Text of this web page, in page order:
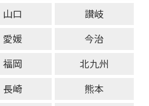
山口
讃岐
愛媛
今治
福岡
北九州
長崎
熊本